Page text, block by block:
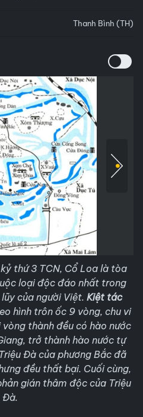
Thanh Bình (TH)
thứ 3 TCN, Cổ Loa là tòa
loại độc đáo nhất trong
của người Việt. Kiệt tác
hình trôn ốc 9 vòng, chu vi
thành đều có hào nước
trở thành hào nước tự
Đà của phương Bắc đã
đều thất bại. Cuối cùng,
gián thâm độc của Triệu
Đà.